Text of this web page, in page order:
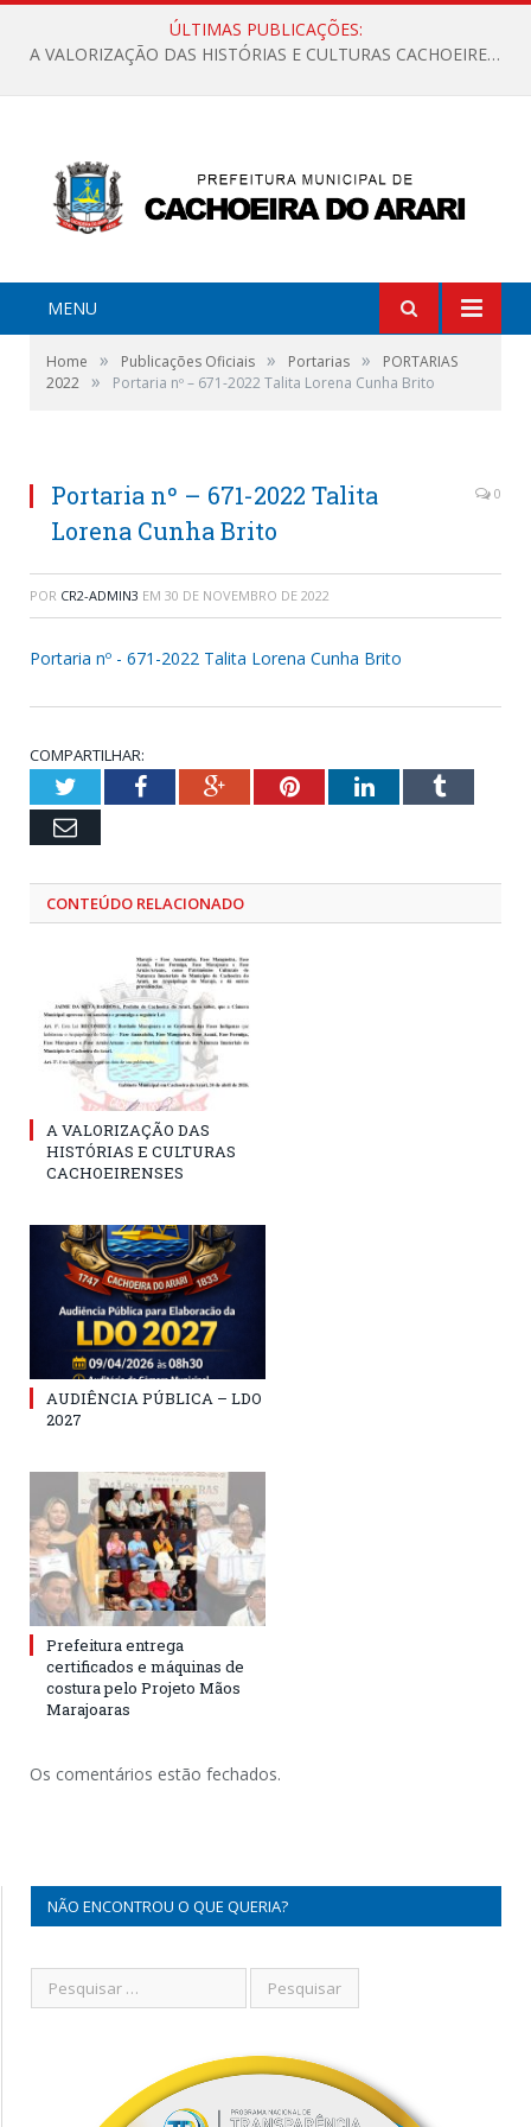
ÚLTIMAS PUBLICAÇÕES:
A VALORIZAÇÃO DAS HISTÓRIAS E CULTURAS CACHOEIRENSES
MENU
Home » Publicações Oficiais » Portarias »
PORTARIAS
2022 » Portaria nº – 671-2022 Talita Lorena Cunha Brito
Portaria nº – 671-2022 Talita
Lorena Cunha Brito
0
POR CR2-ADMIN3 EM 30 DE NOVEMBRO DE 2022
Portaria nº - 671-2022 Talita Lorena Cunha Brito
COMPARTILHAR:
TwitterFacebookGoogle+PinterestLinkedInTumblr
Email
CONTEÚDO RELACIONADO
A VALORIZAÇÃO DAS
HISTÓRIAS E CULTURAS
CACHOEIRENSES
AUDIÊNCIA PÚBLICA – LDO
2027
Prefeitura entrega
certificados e máquinas de
costura pelo Projeto Mãos
Marajoaras
Os comentários estão fechados.
NÃO ENCONTROU O QUE QUERIA?